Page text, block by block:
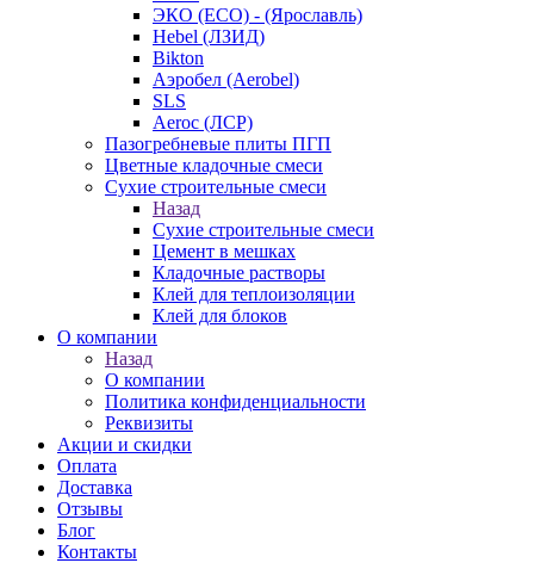
ЭКО (ECO) - (Ярославль)
Hebel (ЛЗИД)
Bikton
Аэробел (Aerobel)
SLS
Aeroc (ЛСР)
Пазогребневые плиты ПГП
Цветные кладочные смеси
Сухие строительные смеси
Назад
Сухие строительные смеси
Цемент в мешках
Кладочные растворы
Клей для теплоизоляции
Клей для блоков
О компании
Назад
О компании
Политика конфиденциальности
Реквизиты
Акции и скидки
Оплата
Доставка
Отзывы
Блог
Контакты